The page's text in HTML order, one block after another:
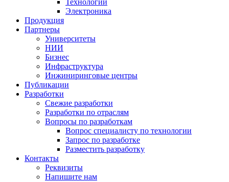
Технологии
Электроника
Продукция
Партнеры
Университеты
НИИ
Бизнес
Инфраструктура
Инжиниринговые центры
Публикации
Разработки
Свежие разработки
Разработки по отраслям
Вопросы по разработкам
Вопрос специалисту по технологии
Запрос по разработке
Разместить разработку
Контакты
Реквизиты
Напишите нам